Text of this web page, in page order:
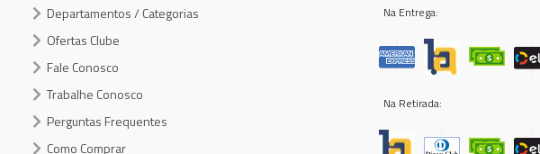
Departamentos / Categorias
Ofertas Clube
Fale Conosco
Trabalhe Conosco
Perguntas Frequentes
Como Comprar
Na Entrega:
Na Retirada: